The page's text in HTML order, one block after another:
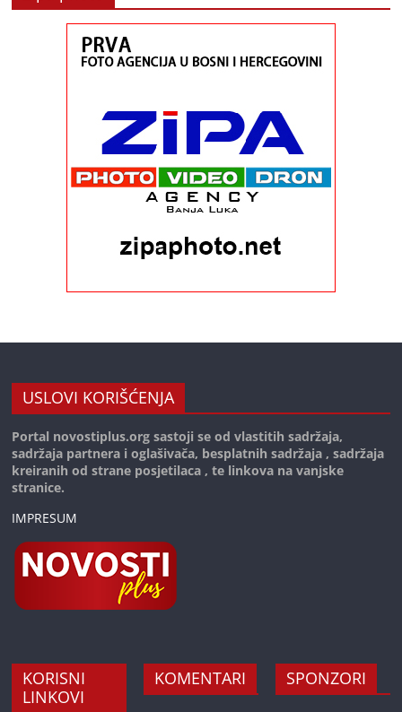
USLOVI KORIŠĆENJA
Portal novostiplus.org sastoji se od vlastitih sadržaja,
sadržaja partnera i oglašivača, besplatnih sadržaja , sadržaja
kreiranih od strane posjetilaca , te linkova na vanjske
stranice.
IMPRESUM
KORISNI
LINKOVI
KOMENTARI SPONZORI